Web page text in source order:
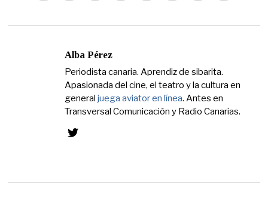
Alba Pérez
Periodista canaria. Aprendiz de sibarita.
Apasionada del cine, el teatro y la cultura en
generaljuega aviator en línea. Antes en
Transversal Comunicación y Radio Canarias.